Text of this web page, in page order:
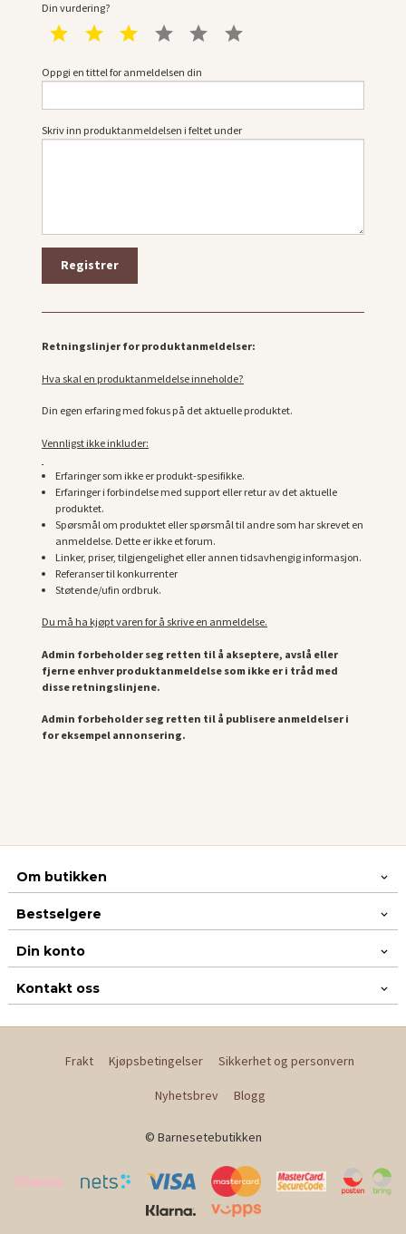
Din vurdering?
1 star 2 star 3 star 4 star 5 star
Oppgi en tittel for anmeldelsen din
Skriv inn produktanmeldelsen i feltet under
Retningslinjer for produktanmeldelser:
Hva skal en produktanmeldelse inneholde?
Din egen erfaring med fokus på det aktuelle produktet.
Vennligst ikke inkluder:
Erfaringer som ikke er produkt-spesifikke.
Erfaringer i forbindelse med support eller retur av det aktuelle
produktet.
Spørsmål om produktet eller spørsmål til andre som har skrevet en
anmeldelse. Dette er ikke et forum.
Linker, priser, tilgjengelighet eller annen tidsavhengig informasjon.
Referanser til konkurrenter
Støtende/ufin ordbruk.
Du må ha kjøpt varen for å skrive en anmeldelse.
Admin forbeholder seg retten til å akseptere, avslå eller
fjerne enhver produktanmeldelse som ikke er i tråd med
disse retningslinjene.
Admin forbeholder seg retten til å publisere anmeldelser i
for eksempel annonsering.
Om butikken
Bestselgere
Din konto
Kontakt oss
Frakt Kjøpsbetingelser Sikkerhet og personvern
Nyhetsbrev Blogg
© Barnesetebutikken